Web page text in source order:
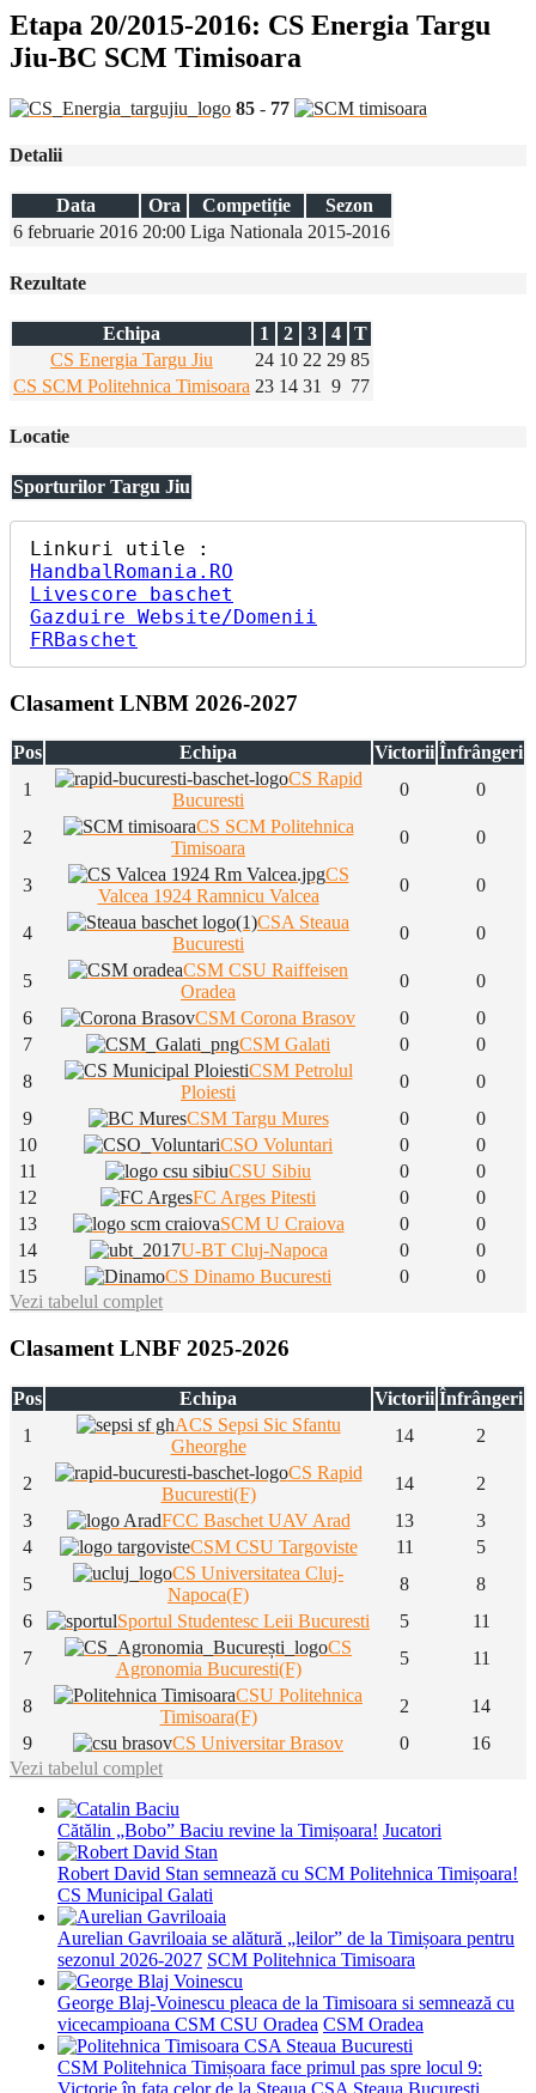
Etapa 20/2015-2016: CS Energia Targu
Jiu-BC SCM Timisoara
85 - 77
Detalii
Data Ora Competiție
Sezon
6 februarie 2016 20:00 Liga Nationala 2015-2016
Rezultate
Echipa 1 2 3 4
T
CS Energia Targu Jiu
24 10 22 29 85
CS SCM Politehnica Timisoara 23 14 31 9 77
Locatie
Sporturilor Targu Jiu
HandbalRomania.RO
Livescore baschet
Gazduire Website/Domenii
FRBaschet
Clasament LNBM 2026-2027
Pos Echipa Victorii Înfrângeri
1
CS Rapid
Bucuresti
0 0
2
CS SCM Politehnica
Timisoara
0 0
3
CS
Valcea 1924 Ramnicu Valcea
0 0
4
CSA Steaua
Bucuresti
0 0
5
CSM CSU Raiffeisen
Oradea
0
0
6
CSM Corona Brasov 0
0
7
CSM Galati 0
0
8
CSM Petrolul
Ploiesti
0
0
9
CSM Targu Mures 0
0
10
CSO Voluntari 0
0
11
CSU Sibiu 0
0
12
FC Arges Pitesti 0
0
13
SCM U Craiova 0
0
14
U-BT Cluj-Napoca 0
0
15
CS Dinamo Bucuresti 0
0
Vezi tabelul complet
Clasament LNBF 2025-2026
Pos Echipa Victorii Înfrângeri
1
ACS Sepsi Sic Sfantu
Gheorghe
14 2
2
CS Rapid
Bucuresti(F)
14
2
3
FCC Baschet UAV Arad 13
3
4
CSM CSU Targoviste 11
5
5
CS Universitatea Cluj-
Napoca(F)
8
8
6
Sportul Studentesc Leii Bucuresti 5
11
7
CS
Agronomia Bucuresti(F)
5 11
8
CSU Politehnica
Timisoara(F)
2
14
9
CS Universitar Brasov 0
16
Vezi tabelul complet
Cătălin „Bobo” Baciu revine la Timișoara! Jucatori
Robert David Stan semnează cu SCM Politehnica Timișoara!
CS Municipal Galati
Aurelian Gavriloaia se alătură „leilor” de la Timișoara pentru
sezonul 2026-2027 SCM Politehnica Timisoara
George Blaj-Voinescu pleaca de la Timisoara si semnează cu
vicecampioana CSM CSU Oradea CSM Oradea
CSM Politehnica Timișoara face primul pas spre locul 9:
Victorie în fața celor de la Steaua CSA Steaua Bucuresti